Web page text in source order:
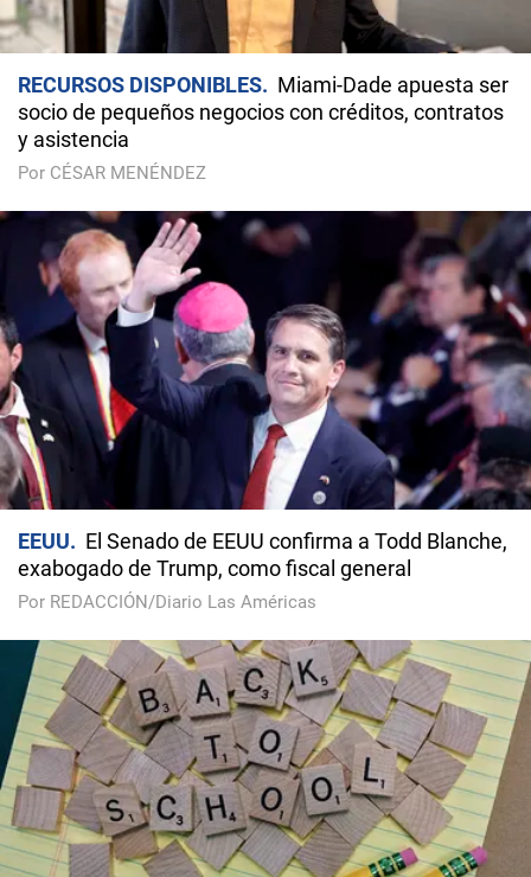
RECURSOS DISPONIBLES
Miami-Dade apuesta ser
socio de pequeños negocios con créditos, contratos
y asistencia
Por CÉSAR MENÉNDEZ
EEUU
El Senado de EEUU confirma a Todd Blanche,
exabogado de Trump, como fiscal general
Por REDACCIÓN/Diario Las Américas